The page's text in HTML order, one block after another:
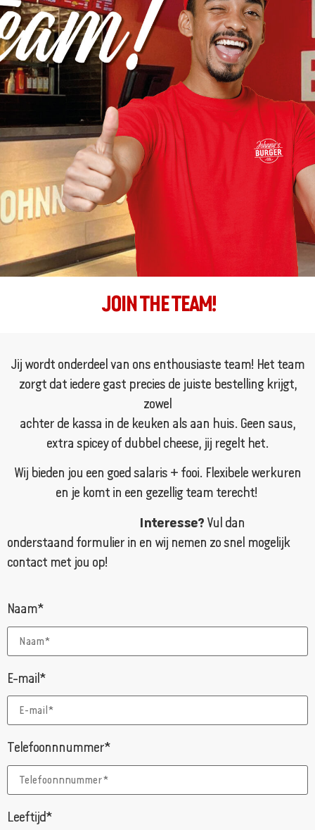
JOIN THE TEAM!
Jij wordt onderdeel van ons enthousiaste team! Het team
zorgt dat iedere gast precies de juiste bestelling krijgt,
zowel
achter de kassa in de keuken als aan huis. Geen saus,
extra spicey of dubbel cheese, jij regelt het.
Wij bieden jou een goed salaris + fooi. Flexibele werkuren
en je komt in een gezellig team terecht!
Interesse? Vul dan
onderstaand formulier in en wij nemen zo snel mogelijk
contact met jou op!
Naam*
E-mail*
Telefoonnnummer*
Leeftijd*